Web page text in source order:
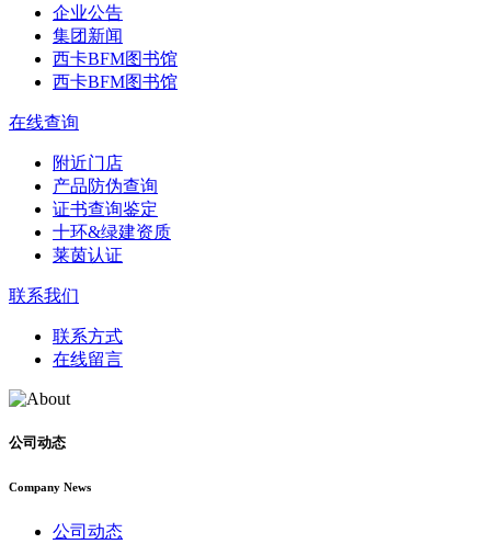
企业公告
集团新闻
西卡BFM图书馆
西卡BFM图书馆
在线查询
附近门店
产品防伪查询
证书查询鉴定
十环&绿建资质
莱茵认证
联系我们
联系方式
在线留言
公司动态
Company News
公司动态